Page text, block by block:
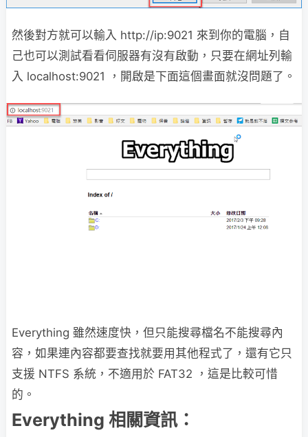
然後對方就可以輸入 http://ip:9021 來到你的電腦，自
己也可以測試看看伺服器有沒有啟動，只要在網址列輸
入 localhost:9021 ，開啟是下面這個畫面就沒問題了。
Everything 雖然速度快，但只能搜尋檔名不能搜尋內
容，如果連內容都要查找就要用其他程式了，還有它只
支援 NTFS 系統，不適用於 FAT32 ，這是比較可惜
的。
Everything 相關資訊：